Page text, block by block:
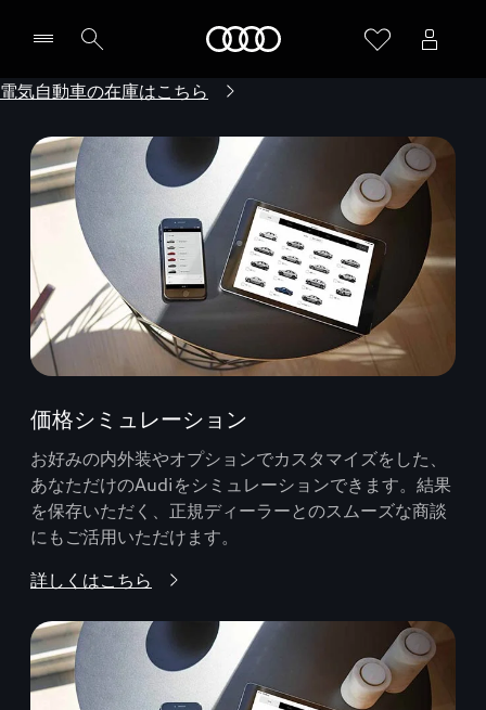
電気自動車の在庫はこちら
価格シミュレーション
お好みの内外装やオプションでカスタマイズをした、
あなただけのAudiをシミュレーションできます。結果
を保存いただく、正規ディーラーとのスムーズな商談
にもご活用いただけます。
詳しくはこちら